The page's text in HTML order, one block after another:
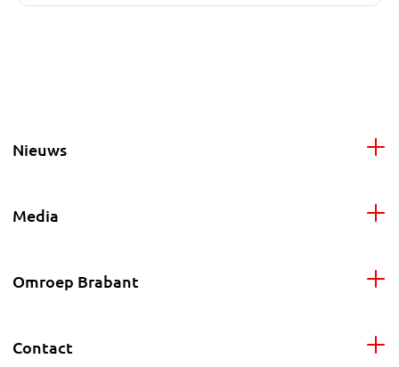
Nieuws
Media
Omroep Brabant
Contact